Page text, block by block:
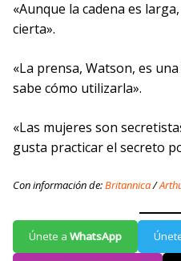
«Aunque la cadena es
cierta».
«La prensa, Watson, es
sabe cómo utilizarla».
«Las mujeres son
gusta practicar el secreto
Con información de:Britannica/
Únete a WhatsApp